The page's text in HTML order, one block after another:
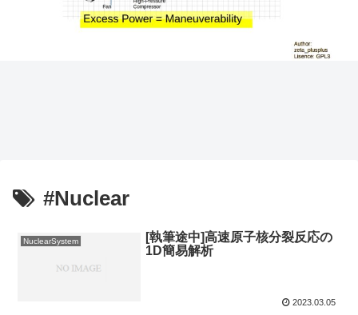
#Nuclear
NuclearSystem
[執筆途中]高速原子核分裂反応の
1D簡易解析
2023.03.05